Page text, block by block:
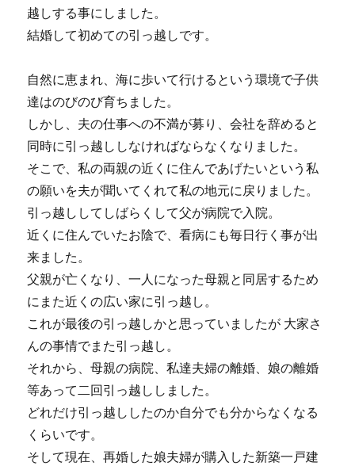
越しする事にしました。
結婚して初めての引っ越しです。
自然に恵まれ、海に歩いて行けるという環境で子供
達はのびのび育ちました。
しかし、夫の仕事への不満が募り、会社を辞めると
同時に引っ越ししなければならなくなりました。
そこで、私の両親の近くに住んであげたいという私
の願いを夫が聞いてくれて私の地元に戻りました。
引っ越ししてしばらくして父が病院で入院。
近くに住んでいたお陰で、看病にも毎日行く事が出
来ました。
父親が亡くなり、一人になった母親と同居するため
にまた近くの広い家に引っ越し。
これが最後の引っ越しかと思っていましたが 大家さ
んの事情でまた引っ越し。
それから、母親の病院、私達夫婦の離婚、娘の離婚
等あって二回引っ越ししました。
どれだけ引っ越ししたのか自分でも分からなくなる
くらいです。
そして現在、再婚した娘夫婦が購入した新築一戸建